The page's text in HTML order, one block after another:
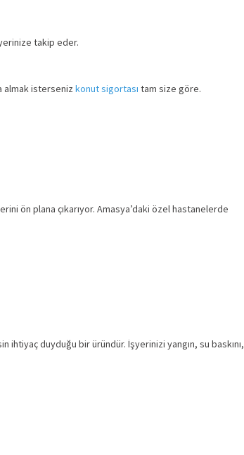
takip eder.
almak isterseniz konut sigortası tam size göre.
ön plana çıkarıyor. Amasya’daki özel hastanelerde
duyduğu bir üründür. İşyerinizi yangın, su baskını,